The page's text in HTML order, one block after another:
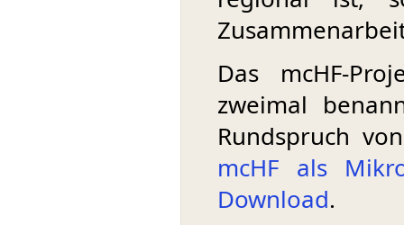
Das mcHF-
zweimal
Rundspruch
mcHF als
Download.